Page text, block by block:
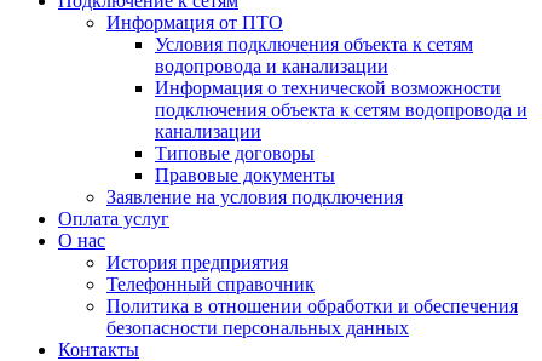
Информация от ПТО
Условия подключения объекта к сетям
водопровода и канализации
Информация о технической возможности
подключения объекта к сетям водопровода и
канализации
Типовые договоры
Правовые документы
Заявление на условия подключения
Оплата услуг
О нас
История предприятия
Телефонный справочник
Политика в отношении обработки и обеспечения
безопасности персональных данных
Контакты